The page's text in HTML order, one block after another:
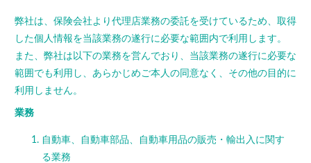
弊社は、保険会社より代理店業務の委託を受けているため、取得
した個人情報を当該業務の遂行に必要な範囲内で利用します。
また、弊社は以下の業務を営んでおり、当該業務の遂行に必要な
範囲でも利用し、あらかじめご本人の同意なく、その他の目的に
利用しません。
業務
自動車、自動車部品、自動車用品の販売・輸出入に関す
る業務